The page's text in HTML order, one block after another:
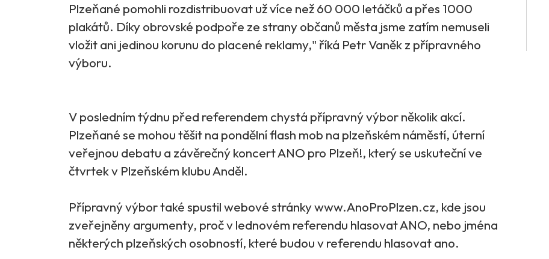
Plzeňané pomohli rozdistribuovat už více než 60 000 letáčků a přes 1000
plakátů. Díky obrovské podpoře ze strany občanů města jsme zatím nemuseli
vložit ani jedinou korunu do placené reklamy," říká Petr Vaněk z přípravného
výboru.
V posledním týdnu před referendem chystá přípravný výbor několik akcí.
Plzeňané se mohou těšit na pondělní flash mob na plzeňském náměstí, úterní
veřejnou debatu a závěrečný koncert ANO pro Plzeň!, který se uskuteční ve
čtvrtek v Plzeňském klubu Anděl.
Přípravný výbor také spustil webové stránky www.AnoProPlzen.cz, kde jsou
zveřejněny argumenty, proč v lednovém referendu hlasovat ANO, nebo jména
některých plzeňských osobností, které budou v referendu hlasovat ano.